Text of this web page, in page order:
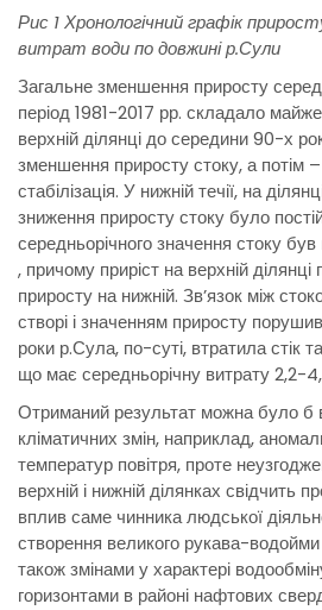
Рис 1 Хронологічний графік
витрат води по довжині р.Сули
Загальне зменшення приросту
період 1981-2017 рр. складало
верхній ділянці до середини 90-х
зменшення приросту стоку, а потім
стабілізація. У нижній течії, на
зниження приросту стоку було
середньорічного значення стоку
, причому приріст на верхній
приросту на нижній. Зв’язок між
створі і значенням приросту
роки р.Сула, по-суті, втратила стік
що має середньорічну витрату 2,2-
Отриманий результат можна було б
кліматичних змін, наприклад,
температур повітря, проте
верхній і нижній ділянках свідчить
вплив саме чинника людської
створення великого рукава-
також змінами у характері
горизонтами в районі нафтових